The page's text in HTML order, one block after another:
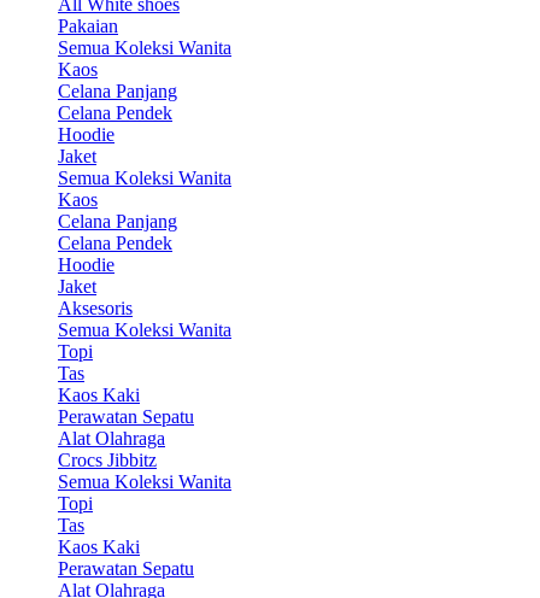
Pakaian
Semua Koleksi Wanita
Kaos
Celana Panjang
Celana Pendek
Hoodie
Jaket
Semua Koleksi Wanita
Kaos
Celana Panjang
Celana Pendek
Hoodie
Jaket
Aksesoris
Semua Koleksi Wanita
Topi
Tas
Kaos Kaki
Perawatan Sepatu
Alat Olahraga
Crocs Jibbitz
Semua Koleksi Wanita
Topi
Tas
Kaos Kaki
Perawatan Sepatu
Alat Olahraga